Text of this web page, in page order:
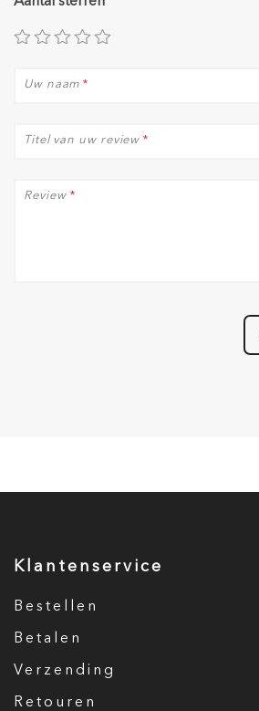
*
Uw naam
*
Titel van uw review
*
Review
Klantenservice
Bestellen
Betalen
Verzending
Retouren